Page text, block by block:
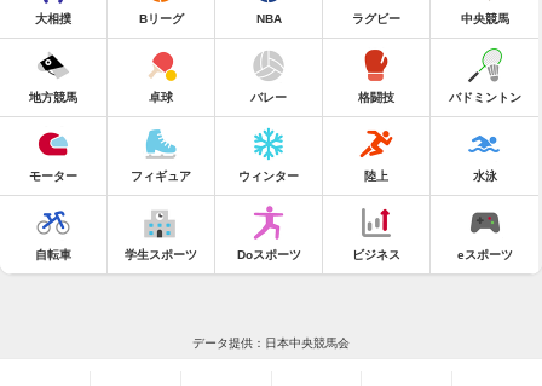
大相撲 Bリーグ NBA ラグビー 中央競馬
地方競馬 卓球 バレー 格闘技 バドミントン
モーター フィギュア ウィンター 陸上 水泳
自転車 学生スポーツ Doスポーツ ビジネス eスポーツ
データ提供：日本中央競馬会